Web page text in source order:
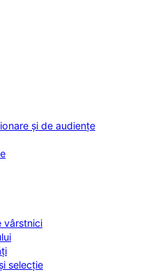
și de audiențe
vârstnici
selecție